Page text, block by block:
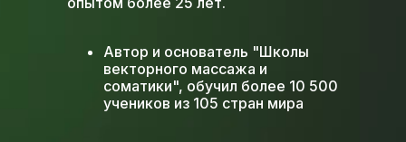
Автор и основатель "Школы
векторного массажа и
соматики", обучил более 10 500
учеников из 105 стран мира